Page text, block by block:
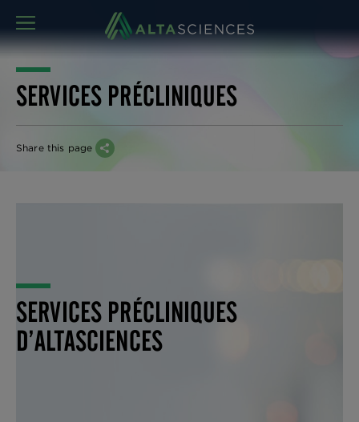
MENU
SERVICES PRÉCLINIQUES
Share this page
SERVICES PRÉCLINIQUES
D’ALTASCIENCES